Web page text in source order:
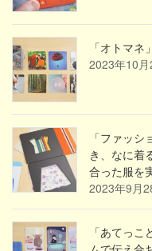
「オトマ
2023年10月
「ファッ
き、なに着
合った服を
2023年9月
「あてっ